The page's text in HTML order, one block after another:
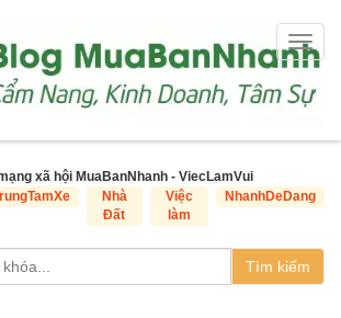
xã hội MuaBanNhanh - ViecLamVui
Nhà
Đất
Việc
làm
NhanhDeDang
Tìm kiếm